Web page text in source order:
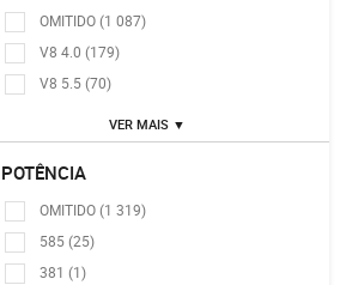
OMITIDO (1 087)
V8 4.0 (179)
V8 5.5 (70)
VER MAIS ▼
POTÊNCIA
OMITIDO (1 319)
585 (25)
381 (1)